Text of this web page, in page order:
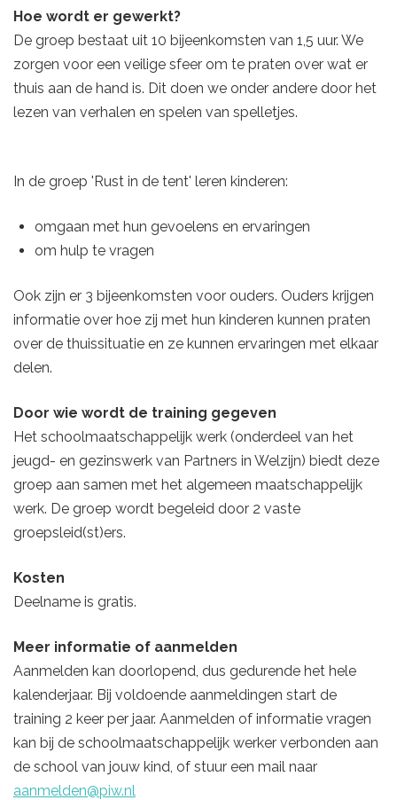
Hoe wordt er gewerkt?
De groep bestaat uit 10 bijeenkomsten van 1,5 uur. We
zorgen voor een veilige sfeer om te praten over wat er
thuis aan de hand is. Dit doen we onder andere door het
lezen van verhalen en spelen van spelletjes.
In de groep 'Rust in de tent' leren kinderen:
omgaan met hun gevoelens en ervaringen
om hulp te vragen
Ook zijn er 3 bijeenkomsten voor ouders. Ouders krijgen
informatie over hoe zij met hun kinderen kunnen praten
over de thuissituatie en ze kunnen ervaringen met elkaar
delen.
Door wie wordt de training gegeven
Het schoolmaatschappelijk werk (onderdeel van het
jeugd- en gezinswerk van Partners in Welzijn) biedt deze
groep aan samen met het algemeen maatschappelijk
werk. De groep wordt begeleid door 2 vaste
groepsleid(st)ers.
Kosten
Deelname is gratis.
Meer informatie of aanmelden
Aanmelden kan doorlopend, dus gedurende het hele
kalenderjaar. Bij voldoende aanmeldingen start de
training 2 keer per jaar. Aanmelden of informatie vragen
kan bij de schoolmaatschappelijk werker verbonden aan
de school van jouw kind, of stuur een mail naar
aanmelden@piw.nl